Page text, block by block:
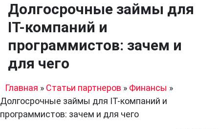
Долгосрочные займы для
IT-компаний и
программистов: зачем и
для чего
Главная » Статьи партнеров » Финансы »
Долгосрочные займы для IT-компаний и
программистов: зачем и для чего